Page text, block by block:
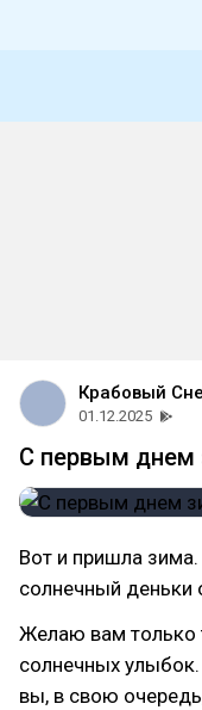
Крабовый
01.12.2025
С первым днем
Вот и пришла
солнечный деньки
Желаю вам только
солнечных
вы, в свою